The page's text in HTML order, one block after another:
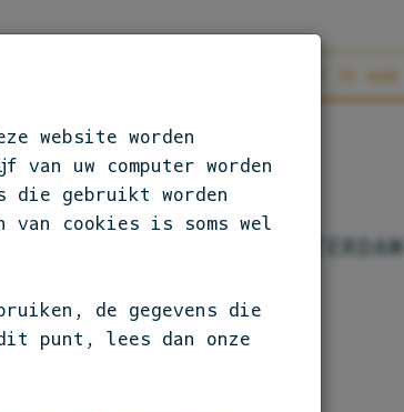
SLUIT JE AAN
NOORD-HOLLAND / AMSTERDAM
TESTTAFEL
website worden
van uw computer worden
die gebruikt worden
cookies is soms wel
de gegevens die
dit punt, lees dan onze